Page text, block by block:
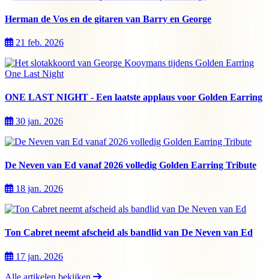
Herman de Vos en de gitaren van Barry en George
21 feb. 2026
ONE LAST NIGHT - Een laatste applaus voor Golden Earring
30 jan. 2026
De Neven van Ed vanaf 2026 volledig Golden Earring Tribute
18 jan. 2026
Ton Cabret neemt afscheid als bandlid van De Neven van Ed
17 jan. 2026
Alle artikelen bekijken